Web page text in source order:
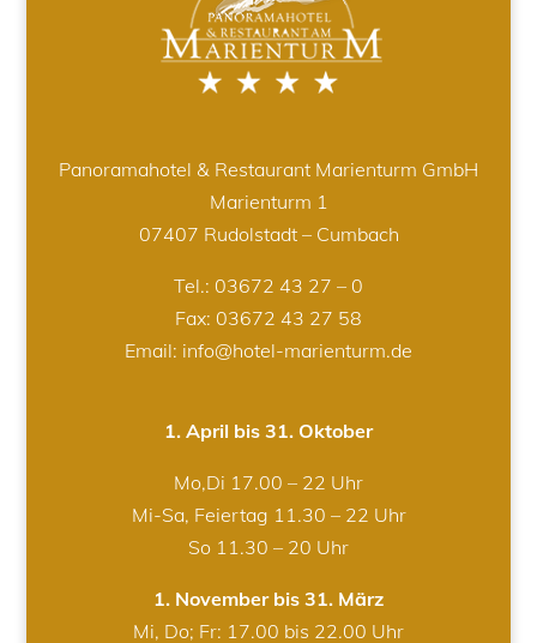
Panoramahotel & Restaurant Marienturm GmbH
Marienturm 1
07407 Rudolstadt – Cumbach
Tel.: 03672 43 27 – 0
Fax: 03672 43 27 58
Email: info@hotel-marienturm.de
1. April bis 31. Oktober
Mo,Di 17.00 – 22 Uhr
Mi-Sa, Feiertag 11.30 – 22 Uhr
So 11.30 – 20 Uhr
1. November bis 31. März
Mi, Do; Fr: 17.00 bis 22.00 Uhr